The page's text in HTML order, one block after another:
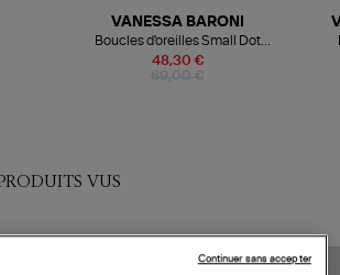
48,30 €
VANESSA BARONI
Boucles d'oreilles Small Dot
Gold
VUS
Continuer sans accepter